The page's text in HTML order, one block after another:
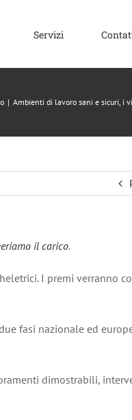
Servizi
| Ambienti di lavoro sani e sicuri, i
il carico.
I premi verranno
fasi nazionale ed
dimostrabili,